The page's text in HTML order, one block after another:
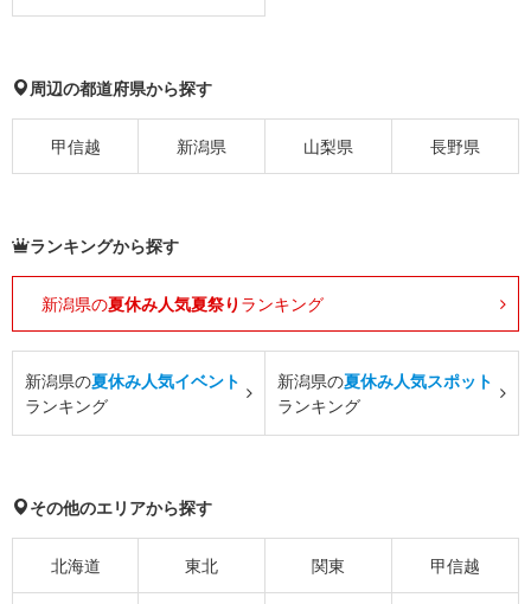
周辺の都道府県から探す
甲信越 新潟県 山梨県 長野県
ランキングから探す
新潟県の夏休み人気夏祭り ランキング
新潟県の夏休み人気イベント
ランキング
新潟県の夏休み人気スポット
ランキング
その他のエリアから探す
北海道 東北 関東 甲信越